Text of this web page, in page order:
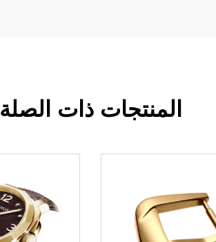
المنتجات ذات الصلة